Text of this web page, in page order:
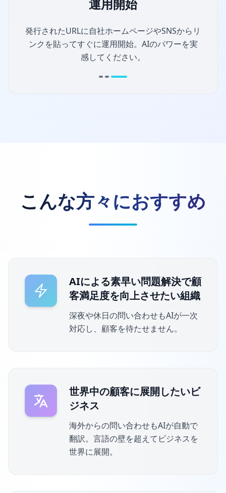
運用開始
発行されたURLに自社ホームページやSNSからリ
ンクを貼ってすぐに運用開始。AIのパワーを実
感してください。
こんな方々におすすめ
AIによる素早い問題解決で顧
客満足度を向上させたい組織
深夜や休日の問い合わせもAIが一次
対応し、顧客を待たせません。
世界中の顧客に展開したいビ
ジネス
海外からの問い合わせもAIが自動で
翻訳。言語の壁を超えてビジネスを
世界に展開。